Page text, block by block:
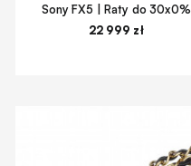
Sony FX5 | Raty do 30x0%
22 999 zł